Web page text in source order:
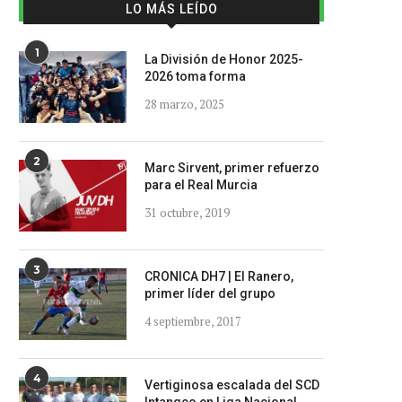
LO MÁS LEÍDO
1
La División de Honor 2025-
2026 toma forma
28 marzo, 2025
2
Marc Sirvent, primer refuerzo
para el Real Murcia
31 octubre, 2019
3
CRONICA DH7 | El Ranero,
primer líder del grupo
4 septiembre, 2017
4
Vertiginosa escalada del SCD